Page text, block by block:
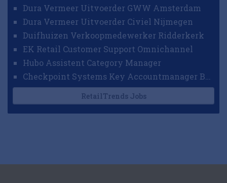
Dura Vermeer Uitvoerder GWW Amsterdam
Dura Vermeer Uitvoerder Civiel Nijmegen
Duifhuizen Verkoopmedewerker Ridderkerk
EK Retail Customer Support Omnichannel
Hubo Assistent Category Manager
RetailTrends Jobs